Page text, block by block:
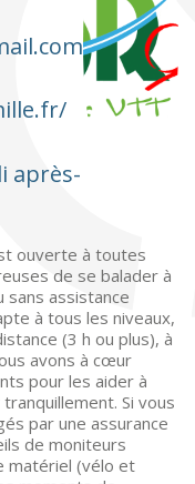
après-
ouverte à toutes
de se balader à
sans assistance
à tous les niveaux,
(3 h ou plus), à
avons à cœur
pour les aider à
Si vous
par une assurance
de moniteurs
matériel (vélo et